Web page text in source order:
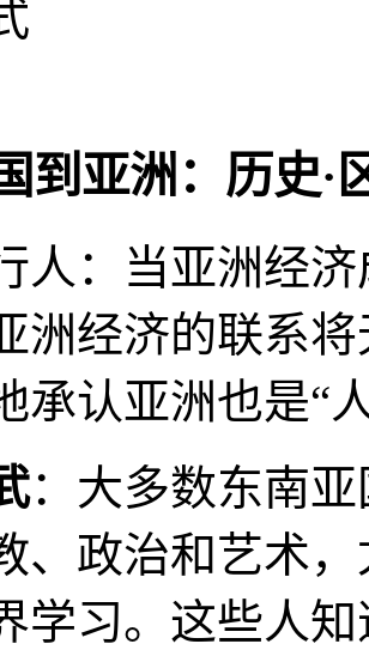
到亚洲：历史·
人：当亚洲经
洲经济的联系
承认亚洲也是“
：大多数东南
、政治和艺术
学习。这些人